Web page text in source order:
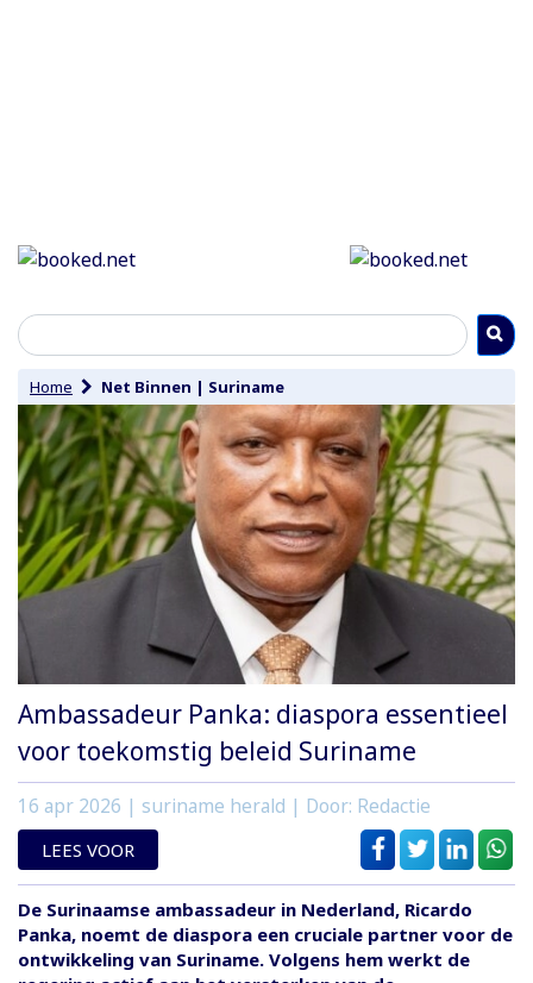
Home Net Binnen | Suriname
Ambassadeur Panka: diaspora essentieel
voor toekomstig beleid Suriname
16 apr 2026 | suriname herald | Door: Redactie
LEES VOOR
De Surinaamse ambassadeur in Nederland, Ricardo
Panka, noemt de diaspora een cruciale partner voor de
ontwikkeling van Suriname. Volgens hem werkt de